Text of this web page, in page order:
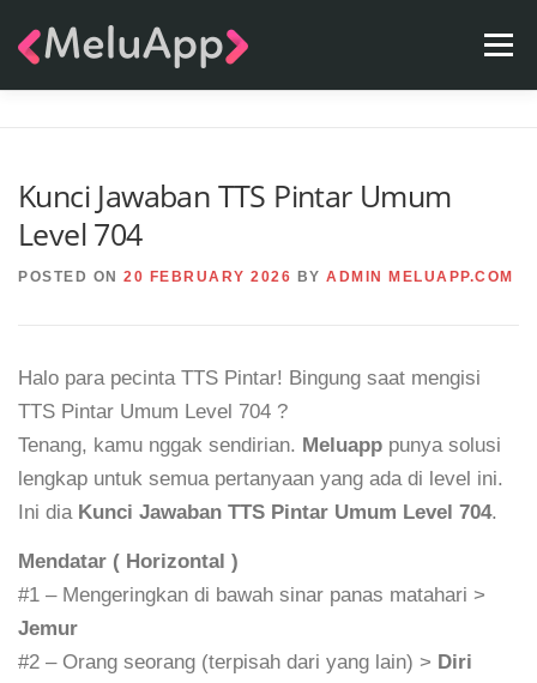
Menu
Kunci Jawaban TTS Pintar Umum
Level 704
POSTED ON 20 FEBRUARY 2026 BY ADMIN MELUAPP.COM
Halo para pecinta TTS Pintar! Bingung saat mengisi
TTS Pintar Umum Level 704 ?
Tenang, kamu nggak sendirian. Meluapp punya solusi
lengkap untuk semua pertanyaan yang ada di level ini.
Ini dia Kunci Jawaban TTS Pintar Umum Level 704.
Mendatar ( Horizontal )
#1 – Mengeringkan di bawah sinar panas matahari >
Jemur
#2 – Orang seorang (terpisah dari yang lain) > Diri